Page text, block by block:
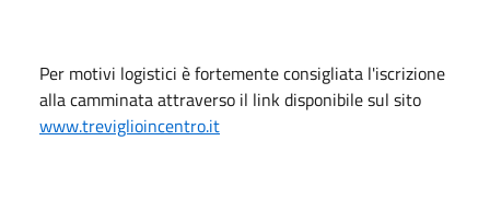
Per motivi logistici è fortemente consigliata l'iscrizione
alla camminata attraverso il link disponibile sul sito
www.treviglioincentro.it